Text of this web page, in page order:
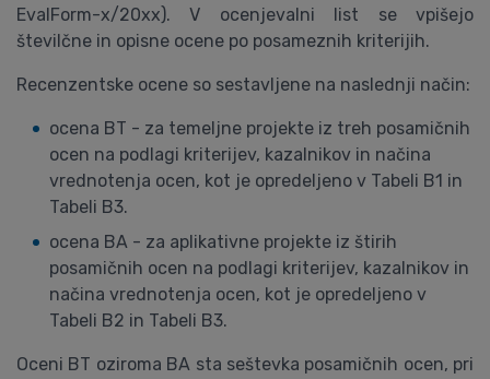
EvalForm-x/20xx). V ocenjevalni list se vpišejo
številčne in opisne ocene po posameznih kriterijih.
Recenzentske ocene so sestavljene na naslednji način:
ocena BT - za temeljne projekte iz treh posamičnih
ocen na podlagi kriterijev, kazalnikov in načina
vrednotenja ocen, kot je opredeljeno v Tabeli B1 in
Tabeli B3.
ocena BA - za aplikativne projekte iz štirih
posamičnih ocen na podlagi kriterijev, kazalnikov in
načina vrednotenja ocen, kot je opredeljeno v
Tabeli B2 in Tabeli B3.
Oceni BT oziroma BA sta seštevka posamičnih ocen, pri